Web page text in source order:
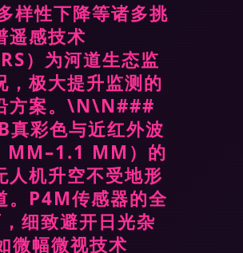
样性下降等诸多挑
遥感技术
）为河道生态监
极大提升监测的
方案。\N\N###
彩色与近红外波
ΜM–1.1 ΜM）的
机升空不受地形
。P4M传感器的全
细致避开日光杂
微幅微视技术